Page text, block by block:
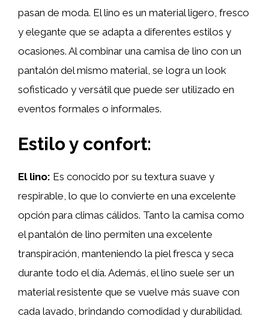
pasan de moda. El lino es un material ligero, fresco
y elegante que se adapta a diferentes estilos y
ocasiones. Al combinar una camisa de lino con un
pantalón del mismo material, se logra un look
sofisticado y versátil que puede ser utilizado en
eventos formales o informales.
Estilo y confort:
El lino: Es conocido por su textura suave y
respirable, lo que lo convierte en una excelente
opción para climas cálidos. Tanto la camisa como
el pantalón de lino permiten una excelente
transpiración, manteniendo la piel fresca y seca
durante todo el día. Además, el lino suele ser un
material resistente que se vuelve más suave con
cada lavado, brindando comodidad y durabilidad.